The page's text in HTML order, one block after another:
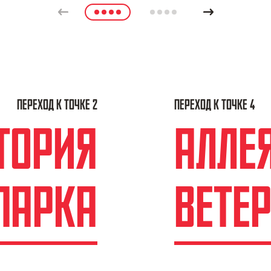
Previous Next
1 2
ПЕРЕХОД К ТОЧКЕ 2 ПЕРЕХОД К ТОЧКЕ 4